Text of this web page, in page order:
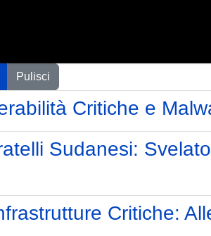
Pulisci
Critiche e
Sudanesi:
Critiche: